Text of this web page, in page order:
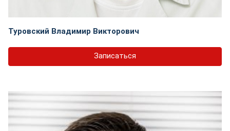
Туровский Владимир Викторович
Записаться